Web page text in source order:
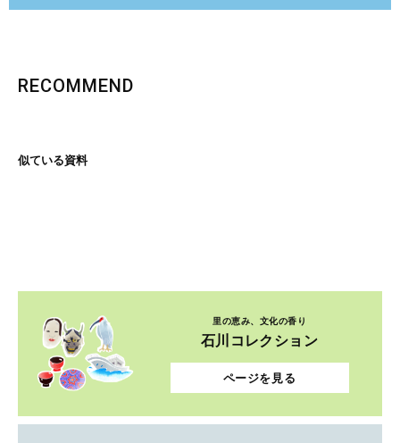
RECOMMEND
似ている資料
里の恵み、文化の香り
石川コレクション
ページを見る